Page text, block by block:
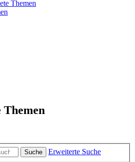
Themen
Themen
Suche
Erweiterte Suche